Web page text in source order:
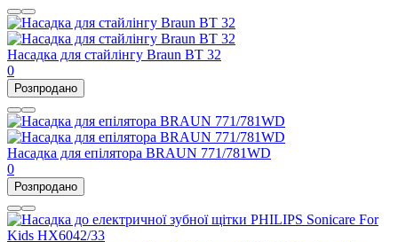
Насадка для стайлінгу Braun BT 32
0
Розпродано
Насадка для епілятора BRAUN 771/781WD
0
Розпродано